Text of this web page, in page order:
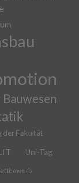
der Fakultät
Uni-Tag